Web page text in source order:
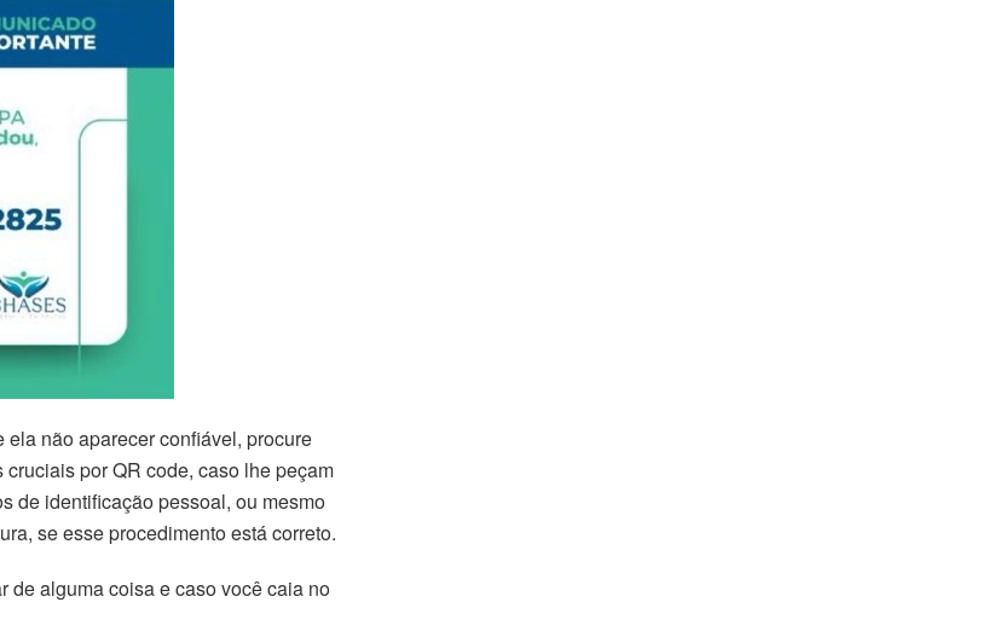
não aparecer confiável, procure
por QR code, caso lhe peçam
de identificação pessoal, ou mesmo
se esse procedimento está correto.
de alguma coisa e caso você caia no